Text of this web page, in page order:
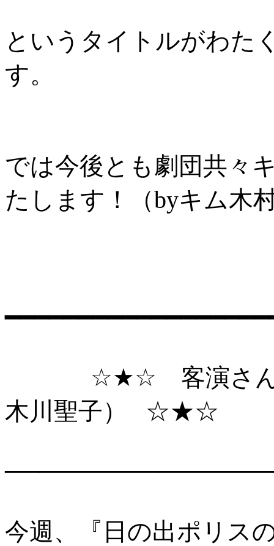
というタイトルがわた
す。
では今後とも劇団共々
たします！（byキム木
☆★☆ 客演さん情
木川聖子）
今週、『日の出ポリス